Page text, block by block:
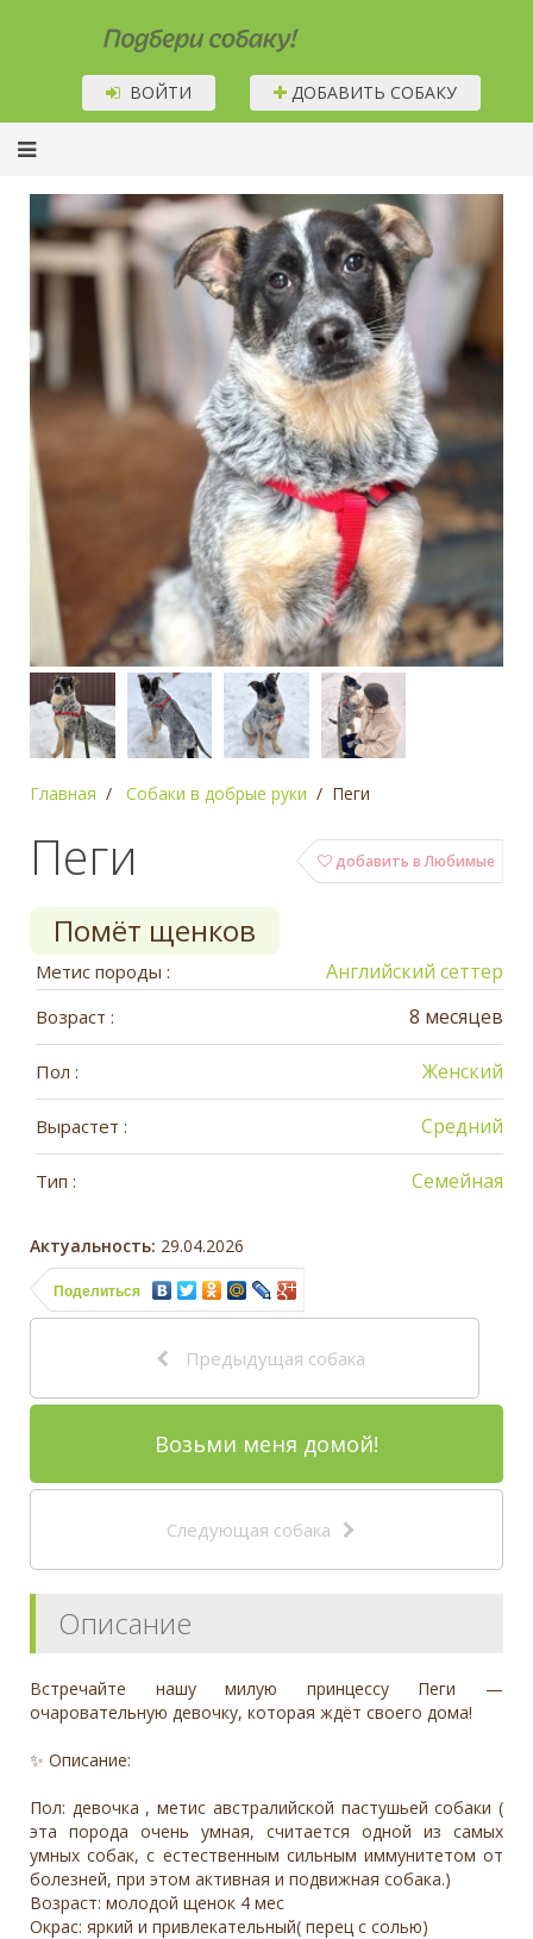
Подбери собаку!
ВОЙТИ ДОБАВИТЬ СОБАКУ
Главная Собаки в добрые руки Пеги
добавить в Любимые
Пеги
Помёт щенков
Метис породы : Английский сеттер
Возраст : 8 месяцев
Пол : Женский
Вырастет : Средний
Тип : Семейная
Актуальность: 29.04.2026
Поделиться
Предыдущая собака
Возьми меня домой!
Следующая собака
Описание
Встречайте нашу милую принцессу Пеги —
очаровательную девочку, которая ждёт своего дома!
✨ Описание:
Пол: девочка , метис австралийской пастушьей собаки (
эта порода очень умная, считается одной из самых
умных собак, с естественным сильным иммунитетом от
болезней, при этом активная и подвижная собака.)
Возраст: молодой щенок 4 мес
Окрас: яркий и привлекательный( перец с солью)